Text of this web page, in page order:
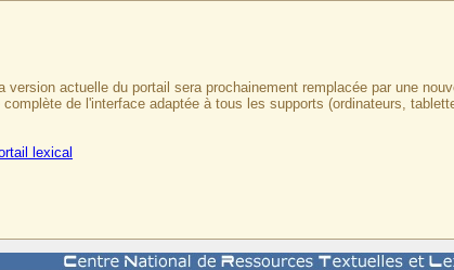
actuelle du portail sera prochainement remplacée par une
de l'interface adaptée à tous les supports (ordinateurs,
lexical